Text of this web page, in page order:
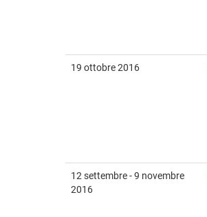
19 ottobre 2016
12 settembre - 9 novembre
2016